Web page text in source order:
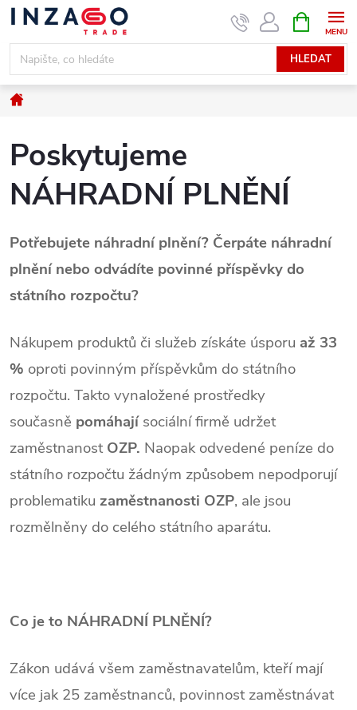
Přejít
obsah
HLEDAT
NÁKUPNÍ
KOŠÍK
Domů
Poskytujeme
NÁHRADNÍ PLNĚNÍ
Potřebujete náhradní plnění? Čerpáte náhradní
plnění nebo odvádíte povinné příspěvky do
státního rozpočtu?
Nákupem produktů či služeb získáte úsporu až 33
% oproti povinným příspěvkům do státního
rozpočtu. Takto vynaložené prostředky
současně pomáhajísociální firmě udržet
zaměstnanostOZP. Naopak odvedené peníze do
státního rozpočtu žádným způsobem nepodporují
problematiku zaměstnanosti OZP, ale jsou
rozmělněny do celého státního aparátu.
Co je to NÁHRADNÍ PLNĚNÍ?
Zákon udává všem zaměstnavatelům, kteří mají
více jak 25 zaměstnanců, povinnost zaměstnávat